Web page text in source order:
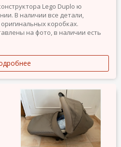
Lego Duplo ю
В наличии все детали,
коробках.
на фото, в наличии есть